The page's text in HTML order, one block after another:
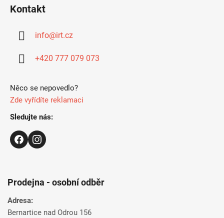
Kontakt
info@irt.cz
+420 777 079 073
Něco se nepovedlo?
Zde vyřídíte reklamaci
Sledujte nás:
Prodejna - osobní odběr
Adresa:
Bernartice nad Odrou 156